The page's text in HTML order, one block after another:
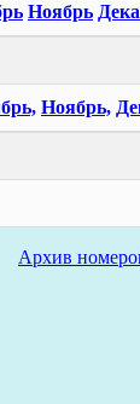
Ноябрь
Ноябрь,
Архив